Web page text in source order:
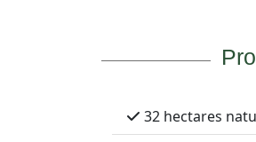
32 hectares